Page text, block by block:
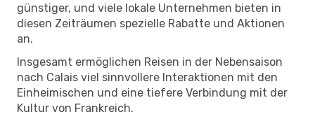
günstiger, und viele lokale Unternehmen bieten in
diesen Zeiträumen spezielle Rabatte und Aktionen
an.
Insgesamt ermöglichen Reisen in der Nebensaison
nach Calais viel sinnvollere Interaktionen mit den
Einheimischen und eine tiefere Verbindung mit der
Kultur von Frankreich.